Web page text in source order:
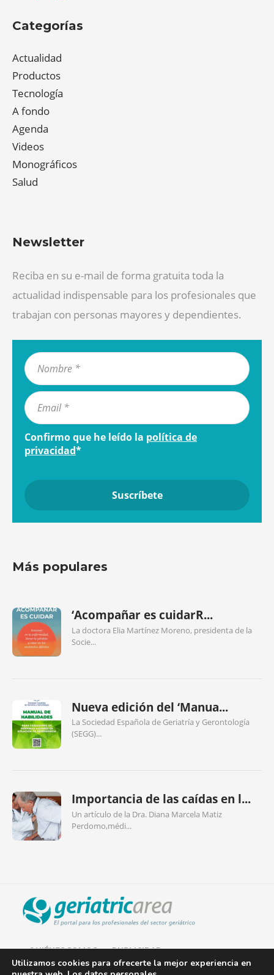
Categorías
Actualidad
Productos
Tecnología
A fondo
Agenda
Videos
Monográficos
Salud
Newsletter
Reciba en su e-mail de forma gratuita toda la
actualidad indispensable para los profesionales que
trabajan con personas mayores y dependientes.
Confirmo que he leído la política de
privacidad*
Más populares
‘Acompañar es cuidarR...
La doctora Elia Martínez Moreno, presidenta de la
Socie...
Nueva edición del ‘Manua...
La Sociedad Española de Geriatría y Gerontología
(SEGG)...
Importancia de las caídas en l...
Un artículo de la Dra. Diana Marcela Matiz
Perdomo,médi...
QUIÉNES SOMOS PUBLICIDAD
Utilizamos cookies para ofrecerte la mejor experiencia en